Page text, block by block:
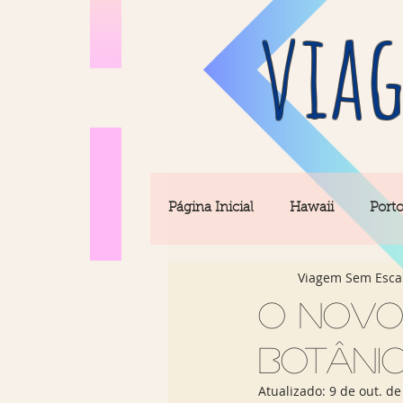
Página Inicial Hawaii Porto
Seul
Rio & São Paulo Portugal
O
Viagem Sem
Atualizado: 9 de out.